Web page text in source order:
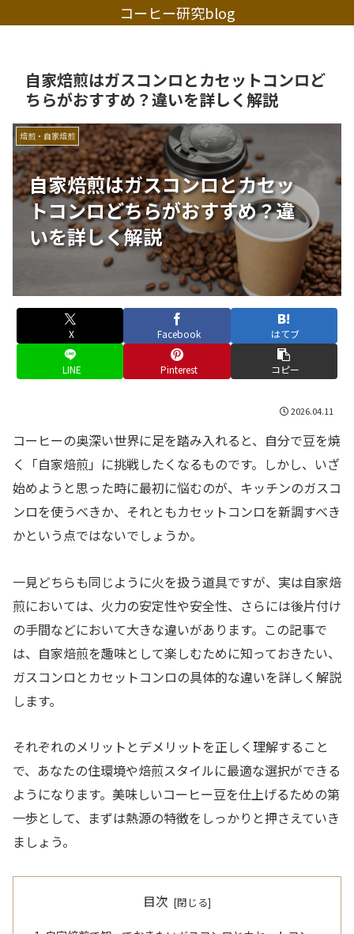
コーヒー研究blog
自家焙煎はガスコンロとカセットコンロど
ちらがおすすめ？違いを詳しく解説
自家焙煎はガスコンロとカセッ
トコンロどちらがおすすめ？違
いを詳しく解説
焙煎・自家焙煎
X Facebook はてブ
LINE Pinterest コピー
2026.04.11
コーヒーの奥深い世界に足を踏み入れると、自分で豆を焼
く「自家焙煎」に挑戦したくなるものです。しかし、いざ
始めようと思った時に最初に悩むのが、キッチンのガスコ
ンロを使うべきか、それともカセットコンロを新調すべき
かという点ではないでしょうか。
一見どちらも同じように火を扱う道具ですが、実は自家焙
煎においては、火力の安定性や安全性、さらには後片付け
の手間などにおいて大きな違いがあります。この記事で
は、自家焙煎を趣味として楽しむために知っておきたい、
ガスコンロとカセットコンロの具体的な違いを詳しく解説
します。
それぞれのメリットとデメリットを正しく理解すること
で、あなたの住環境や焙煎スタイルに最適な選択ができる
ようになります。美味しいコーヒー豆を仕上げるための第
一歩として、まずは熱源の特徴をしっかりと押さえていき
ましょう。
目次